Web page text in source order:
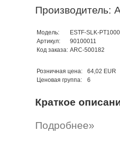
Производитель:
Модель:
ESTF-SLK-
Артикул:
90100011
Код заказа: ARC-500182
Розничная цена:
64,02 EUR
Ценовая группа:
6
Краткое
Подробнее»